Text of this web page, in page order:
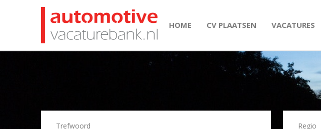
HOME CV PLAATSEN VACATURES